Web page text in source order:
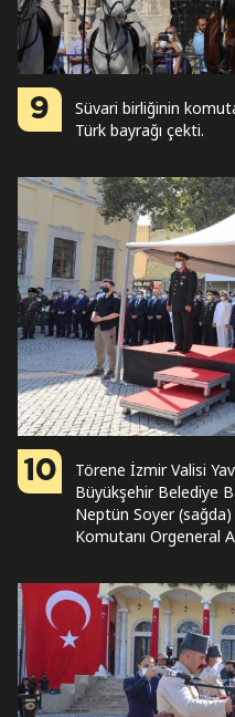
9
Süvari birliğinin
Türk bayrağı çekti.
10
Törene İzmir Valisi
Büyükşehir Belediye
Neptün Soyer
Komutanı Orgeneral